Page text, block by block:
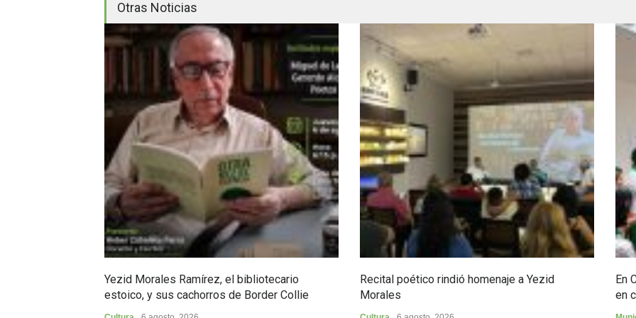
Otras Noticias
Yezid Morales Ramírez, el bibliotecario
estoico, y sus cachorros de Border Collie
Recital poético rindió homenaje a Yezid
Morales
En
en